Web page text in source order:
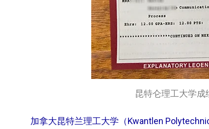
昆特仑理工大学
加拿大昆特兰理工大学（Kwantlen